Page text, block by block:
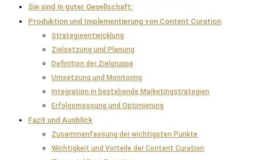
Sie sind in guter Gesellschaft:
Produktion und Implementierung von Content Curation
Strategieentwicklung
Zielsetzung und Planung
Definition der Zielgruppe
Umsetzung und Monitoring
Integration in bestehende Marketingstrategien
Erfolgsmessung und Optimierung
Fazit und Ausblick
Zusammenfassung der wichtigsten Punkte
Wichtigkeit und Vorteile der Content Curation